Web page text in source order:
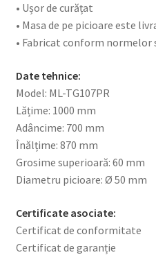
• Ușor de curățat
• Masa de pe picioare este
• Fabricat conform normelor
Date tehnice:
Model: ML-TG107PR
Lățime: 1000 mm
Adâncime: 700 mm
Înălțime: 870 mm
Grosime superioară: 60 mm
Diametru picioare: Ø 50 mm
Certificate asociate:
Certificat de conformitate
Certificat de garanție